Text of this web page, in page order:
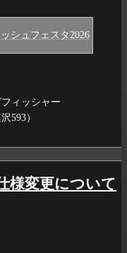
シュフェスタ2026
ィッシャー
593）
様変更について